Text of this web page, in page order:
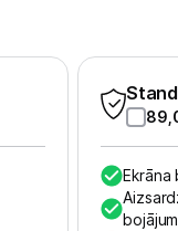
Ekrāna